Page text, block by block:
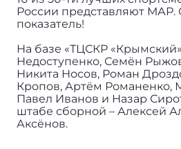
России представляют МАР.
показатель!
На базе «ТЦСКР
Недоступенко, Семён
Никита Носов, Роман
Кропов, Артём Романенко,
Павел Иванов и Назар
штабе сборной – Алексей
Аксёнов.